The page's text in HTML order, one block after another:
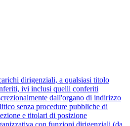
dirigenziali, a qualsiasi titolo
ivi inclusi quelli conferiti
dall'organo di indirizzo
senza procedure pubbliche di
e titolari di posizione